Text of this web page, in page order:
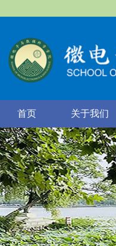
首页 关于我们